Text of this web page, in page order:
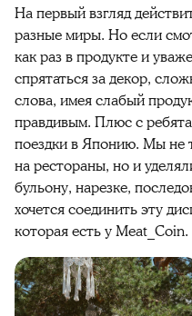
На первый взгляд
разные миры. Но если
как раз в продукте и
спрятаться за декор,
слова, имея слабый
правдивым. Плюс с
поездки в Японию. Мы не
на рестораны, но и
бульону, нарезке,
хочется соединить эту
которая есть у Meat_Coin.